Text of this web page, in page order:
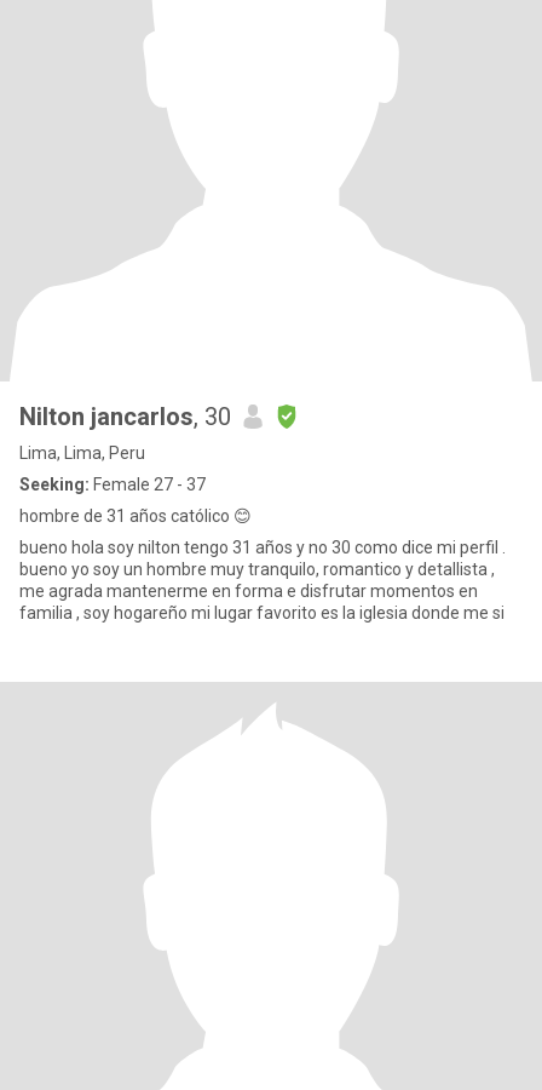
Nilton jancarlos, 30
Lima, Lima, Peru
Seeking: Female 27 - 37
hombre de 31 años católico 😊
bueno hola soy nilton tengo 31 años y no 30 como dice mi perfil .
bueno yo soy un hombre muy tranquilo, romantico y detallista ,
me agrada mantenerme en forma e disfrutar momentos en
familia , soy hogareño mi lugar favorito es la iglesia donde me si